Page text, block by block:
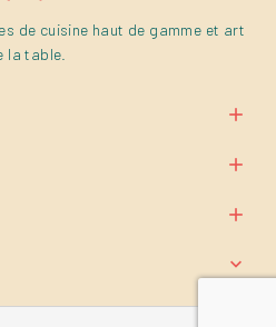
de cuisine haut de gamme et art
la table.



